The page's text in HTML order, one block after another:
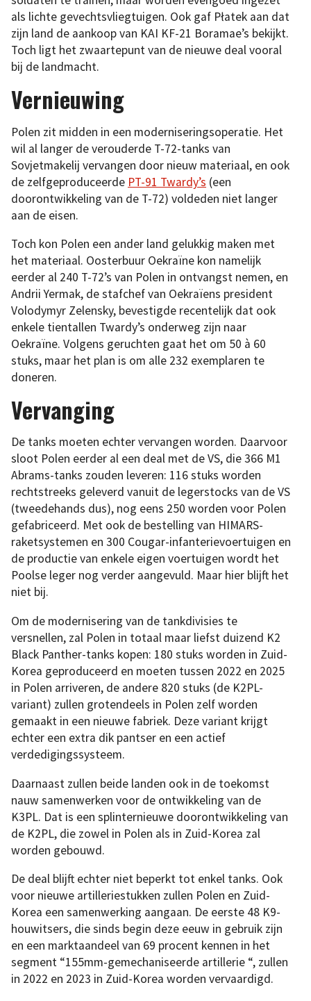
als lichte gevechtsvliegtuigen. Ook gaf Płatek aan dat
zijn land de aankoop van KAI KF-21 Boramae’s bekijkt.
Toch ligt het zwaartepunt van de nieuwe deal vooral
bij de landmacht.
Vernieuwing
Polen zit midden in een moderniseringsoperatie. Het
wil al langer de verouderde T-72-tanks van
Sovjetmakelij vervangen door nieuw materiaal, en ook
de zelfgeproduceerde PT-91 Twardy’s (een
doorontwikkeling van de T-72) voldeden niet langer
aan de eisen.
Toch kon Polen een ander land gelukkig maken met
het materiaal. Oosterbuur Oekraïne kon namelijk
eerder al 240 T-72’s van Polen in ontvangst nemen, en
Andrii Yermak, de stafchef van Oekraïens president
Volodymyr Zelensky, bevestigde recentelijk dat ook
enkele tientallen Twardy’s onderweg zijn naar
Oekraïne. Volgens geruchten gaat het om 50 à 60
stuks, maar het plan is om alle 232 exemplaren te
doneren.
Vervanging
De tanks moeten echter vervangen worden. Daarvoor
sloot Polen eerder al een deal met de VS, die 366 M1
Abrams-tanks zouden leveren: 116 stuks worden
rechtstreeks geleverd vanuit de legerstocks van de VS
(tweedehands dus), nog eens 250 worden voor Polen
gefabriceerd. Met ook de bestelling van HIMARS-
raketsystemen en 300 Cougar-infanterievoertuigen en
de productie van enkele eigen voertuigen wordt het
Poolse leger nog verder aangevuld. Maar hier blijft het
niet bij.
Om de modernisering van de tankdivisies te
versnellen, zal Polen in totaal maar liefst duizend K2
Black Panther-tanks kopen: 180 stuks worden in Zuid-
Korea geproduceerd en moeten tussen 2022 en 2025
in Polen arriveren, de andere 820 stuks (de K2PL-
variant) zullen grotendeels in Polen zelf worden
gemaakt in een nieuwe fabriek. Deze variant krijgt
echter een extra dik pantser en een actief
verdedigingssysteem.
Daarnaast zullen beide landen ook in de toekomst
nauw samenwerken voor de ontwikkeling van de
K3PL. Dat is een splinternieuwe doorontwikkeling van
de K2PL, die zowel in Polen als in Zuid-Korea zal
worden gebouwd.
De deal blijft echter niet beperkt tot enkel tanks. Ook
voor nieuwe artilleriestukken zullen Polen en Zuid-
Korea een samenwerking aangaan. De eerste 48 K9-
houwitsers, die sinds begin deze eeuw in gebruik zijn
en een marktaandeel van 69 procent kennen in het
segment “155mm-gemechaniseerde artillerie “, zullen
in 2022 en 2023 in Zuid-Korea worden vervaardigd.